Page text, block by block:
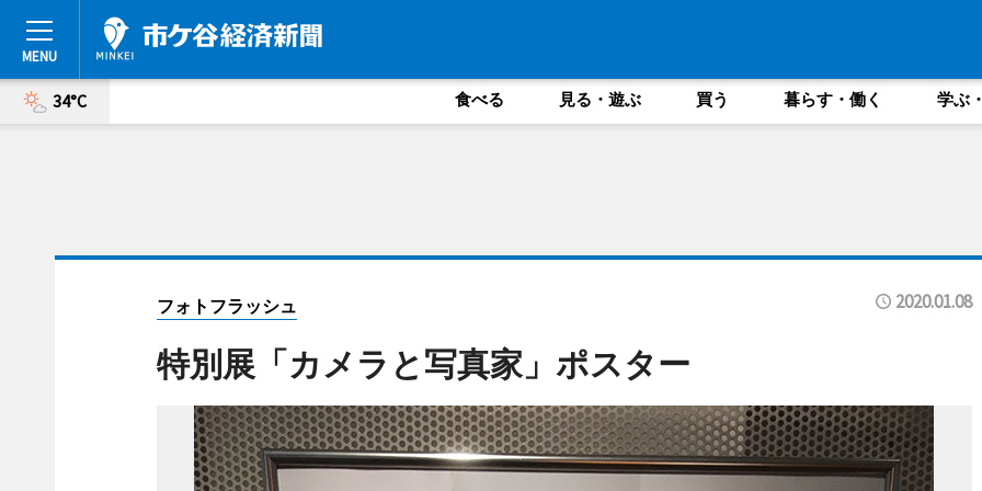
34°C 食べる 見る・遊ぶ 買う 暮らす・働く 学ぶ
フォトフラッシュ 2020.01.08
特別展「カメラと写真家」ポスター